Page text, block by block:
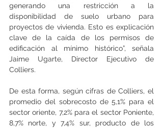
generando una restricción a la
disponibilidad de suelo urbano para
proyectos de vivienda. Esto es explicación
clave de la caída de los permisos de
edificación al mínimo histórico”, señala
Jaime Ugarte, Director Ejecutivo de
Colliers.
De esta forma, según cifras de Colliers, el
promedio del sobrecosto de 5,1% para el
sector oriente, 7,2% para el sector Poniente,
8,7% norte, y 7,4% sur, producto de los